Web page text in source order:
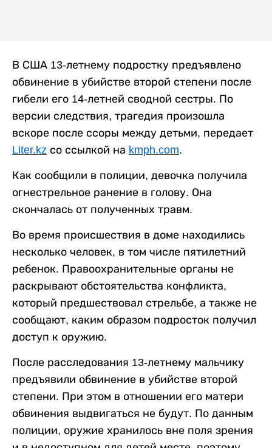
В США 13-летнему подростку предъявлено
обвинение в убийстве второй степени после
гибели его 14-летней сводной сестры. По
версии следствия, трагедия произошла
вскоре после ссоры между детьми, передает
Liter.kz со ссылкой на kmph.com.
Как сообщили в полиции, девочка получила
огнестрельное ранение в голову. Она
скончалась от полученных травм.
Во время происшествия в доме находились
несколько человек, в том числе пятилетний
ребенок. Правоохранительные органы не
раскрывают обстоятельства конфликта,
который предшествовал стрельбе, а также не
сообщают, каким образом подросток получил
доступ к оружию.
После расследования 13-летнему мальчику
предъявили обвинение в убийстве второй
степени. При этом в отношении его матери
обвинения выдвигаться не будут. По данным
полиции, оружие хранилось вне поля зрения